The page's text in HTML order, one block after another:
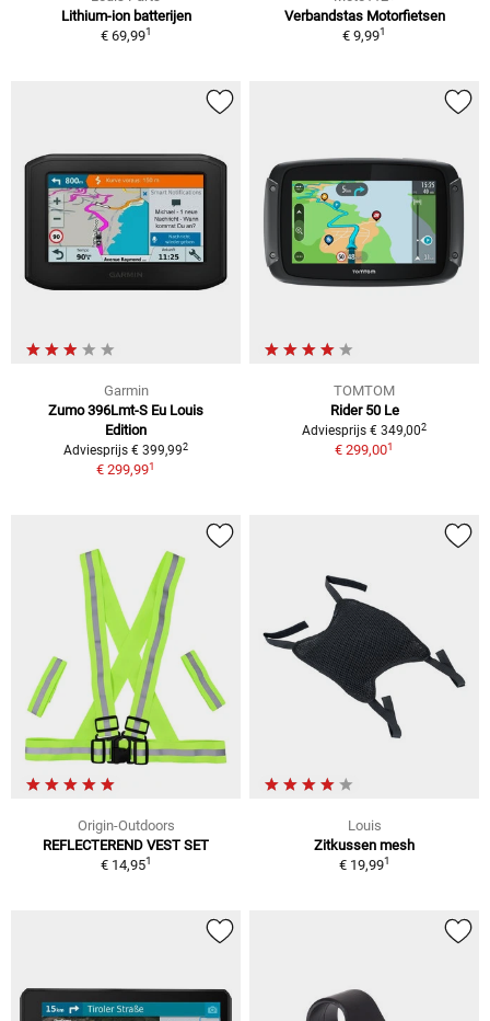
Lithium-ion batterijen
€ 69,991
Verbandstas Motorfietsen
€ 9,991
Garmin
Zumo 396Lmt-S Eu Louis
Edition
Adviesprijs € 399,992
€ 299,991
TOMTOM
Rider 50 Le
Adviesprijs € 349,002
€ 299,001
Origin-Outdoors
REFLECTEREND VEST SET
€ 14,951
Louis
Zitkussen mesh
€ 19,991